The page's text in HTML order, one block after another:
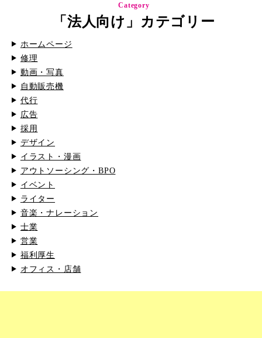
Category
「法人向け」カテゴリー
ホームページ
修理
動画・写真
自動販売機
代行
広告
採用
デザイン
イラスト・漫画
アウトソーシング・BPO
イベント
ライター
音楽・ナレーション
士業
営業
福利厚生
オフィス・店舗